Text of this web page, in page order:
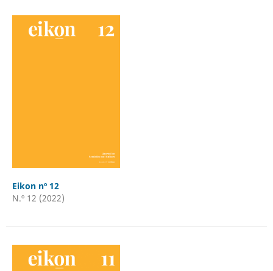
Eikon nº 12
N.º 12 (2022)